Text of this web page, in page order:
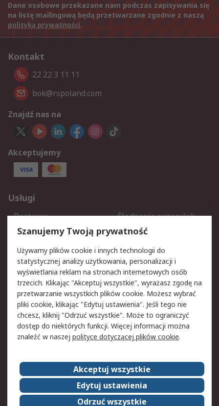
Dane osobowe przekazane nam podczas zapisywania się
na listę mailingową będą przetwarzane zgodnie z naszą
polityką prywatności.
Kontakt
22 22 3 11 11
bok@rspoland.com
Znajdź nas na
Akceptujemy
Usługi
Dostawa
Śledzenie przesyłek
Reklamacje i zwroty
Rejestracja
Aspekty prawne
Bezpieczeństwo e-
maila
Polityka dotycząca
plików cookie
Polityka prywatności
Użytkowanie witryny
Zastrzeżenia prawne
Warunki Sprzedaży
Kontakt
O firmie RS
RS na świecie
Kariera
Nagrody dla RS
Szanujemy Twoją prywatność
Używamy plików cookie i innych technologii do
statystycznej analizy użytkowania, personalizacji i
wyświetlania reklam na stronach internetowych osób
trzecich. Klikając "Akceptuj wszystkie", wyrażasz zgodę na
przetwarzanie wszystkich plików cookie. Możesz wybrać
pliki cookie, klikając "Edytuj ustawienia". Jeśli tego nie
chcesz, kliknij "Odrzuć wszystkie". Może to ograniczyć
dostęp do niektórych funkcji. Więcej informacji można
znaleźć w naszej polityce dotyczącej plików cookie.
Akceptuj wszystkie
Edytuj ustawienia
Odrzuć wszystkie